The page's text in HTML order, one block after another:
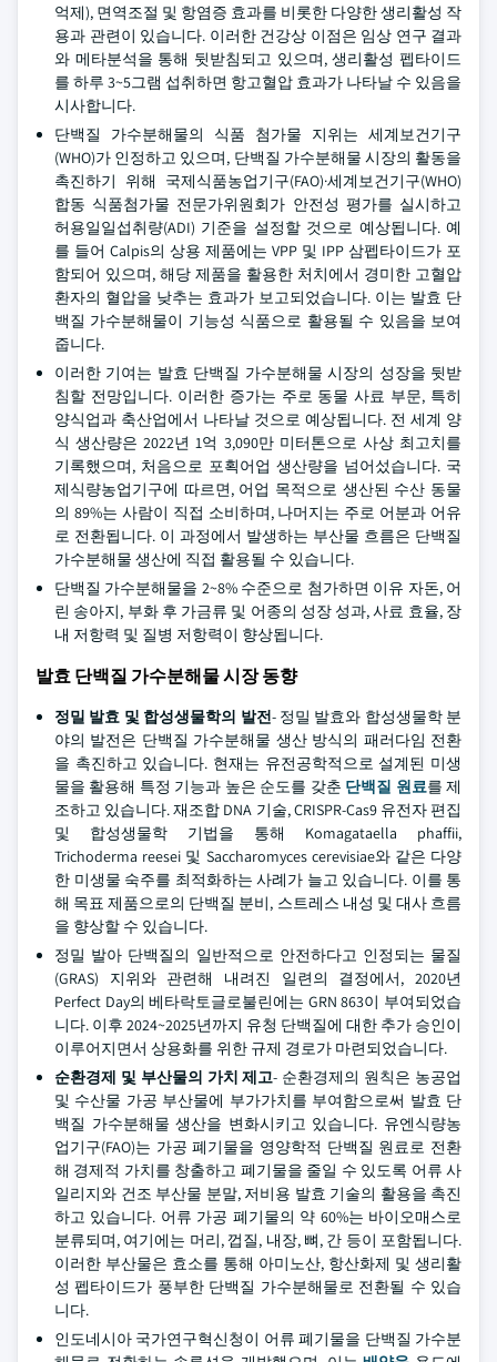
억제), 면역조절 및 항염증 효과를 비롯한 다양한 생리활성 작
용과 관련이 있습니다. 이러한 건강상 이점은 임상 연구 결과
와 메타분석을 통해 뒷받침되고 있으며, 생리활성 펩타이드
를 하루 3~5그램 섭취하면 항고혈압 효과가 나타날 수 있음을
시사합니다.
단백질 가수분해물의 식품 첨가물 지위는 세계보건기구
(WHO)가 인정하고 있으며, 단백질 가수분해물 시장의 활동을
촉진하기 위해 국제식품농업기구(FAO)·세계보건기구(WHO)
합동 식품첨가물 전문가위원회가 안전성 평가를 실시하고
허용일일섭취량(ADI) 기준을 설정할 것으로 예상됩니다. 예
를 들어 Calpis의 상용 제품에는 VPP 및 IPP 삼펩타이드가 포
함되어 있으며, 해당 제품을 활용한 처치에서 경미한 고혈압
환자의 혈압을 낮추는 효과가 보고되었습니다. 이는 발효 단
백질 가수분해물이 기능성 식품으로 활용될 수 있음을 보여
줍니다.
이러한 기여는 발효 단백질 가수분해물 시장의 성장을 뒷받
침할 전망입니다. 이러한 증가는 주로 동물 사료 부문, 특히
양식업과 축산업에서 나타날 것으로 예상됩니다. 전 세계 양
식 생산량은 2022년 1억 3,090만 미터톤으로 사상 최고치를
기록했으며, 처음으로 포획어업 생산량을 넘어섰습니다. 국
제식량농업기구에 따르면, 어업 목적으로 생산된 수산 동물
의 89%는 사람이 직접 소비하며, 나머지는 주로 어분과 어유
로 전환됩니다. 이 과정에서 발생하는 부산물 흐름은 단백질
가수분해물 생산에 직접 활용될 수 있습니다.
단백질 가수분해물을 2~8% 수준으로 첨가하면 이유 자돈, 어
린 송아지, 부화 후 가금류 및 어종의 성장 성과, 사료 효율, 장
내 저항력 및 질병 저항력이 향상됩니다.
발효 단백질 가수분해물 시장 동향
정밀 발효 및 합성생물학의 발전- 정밀 발효와 합성생물학 분
야의 발전은 단백질 가수분해물 생산 방식의 패러다임 전환
을 촉진하고 있습니다. 현재는 유전공학적으로 설계된 미생
물을 활용해 특정 기능과 높은 순도를 갖춘 단백질 원료를 제
조하고 있습니다. 재조합 DNA 기술, CRISPR-Cas9 유전자 편집
및 합성생물학 기법을 통해 Komagataella phaffii,
Trichoderma reesei 및 Saccharomyces cerevisiae와 같은 다양
한 미생물 숙주를 최적화하는 사례가 늘고 있습니다. 이를 통
해 목표 제품으로의 단백질 분비, 스트레스 내성 및 대사 흐름
을 향상할 수 있습니다.
정밀 발아 단백질의 일반적으로 안전하다고 인정되는 물질
(GRAS) 지위와 관련해 내려진 일련의 결정에서, 2020년
Perfect Day의 베타락토글로불린에는 GRN 863이 부여되었습
니다. 이후 2024~2025년까지 유청 단백질에 대한 추가 승인이
이루어지면서 상용화를 위한 규제 경로가 마련되었습니다.
순환경제 및 부산물의 가치 제고- 순환경제의 원칙은 농공업
및 수산물 가공 부산물에 부가가치를 부여함으로써 발효 단
백질 가수분해물 생산을 변화시키고 있습니다. 유엔식량농
업기구(FAO)는 가공 폐기물을 영양학적 단백질 원료로 전환
해 경제적 가치를 창출하고 폐기물을 줄일 수 있도록 어류 사
일리지와 건조 부산물 분말, 저비용 발효 기술의 활용을 촉진
하고 있습니다. 어류 가공 폐기물의 약 60%는 바이오매스로
분류되며, 여기에는 머리, 껍질, 내장, 뼈, 간 등이 포함됩니다.
이러한 부산물은 효소를 통해 아미노산, 항산화제 및 생리활
성 펩타이드가 풍부한 단백질 가수분해물로 전환될 수 있습
니다.
인도네시아 국가연구혁신청이 어류 폐기물을 단백질 가수분